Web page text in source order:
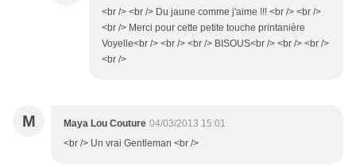
<br /> <br /> Du jaune comme j'aime !!! <br /> <br />
<br /> Merci pour cette petite touche printanière
Voyelle<br /> <br /> <br /> BISOUS<br /> <br /> <br />
<br />
M Maya Lou Couture 04/03/2013 15:01
<br /> Un vrai Gentleman <br />